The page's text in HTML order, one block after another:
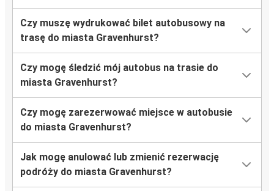
Czy muszę wydrukować bilet autobusowy na
trasę do miasta Gravenhurst?
Czy mogę śledzić mój autobus na trasie do
miasta Gravenhurst?
Czy mogę zarezerwować miejsce w autobusie
do miasta Gravenhurst?
Jak mogę anulować lub zmienić rezerwację
podróży do miasta Gravenhurst?